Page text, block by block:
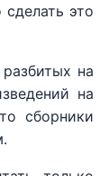
это
на
на
сборники